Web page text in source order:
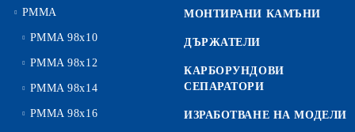
PMMA
PMMA 98x10
PMMA 98x12
PMMA 98x14
PMMA 98x16
МОНТИРАНИ КАМЪНИ
ДЪРЖАТЕЛИ
КАРБОРУНДОВИ
СЕПАРАТОРИ
ИЗРАБОТВАНЕ НА МОДЕЛИ